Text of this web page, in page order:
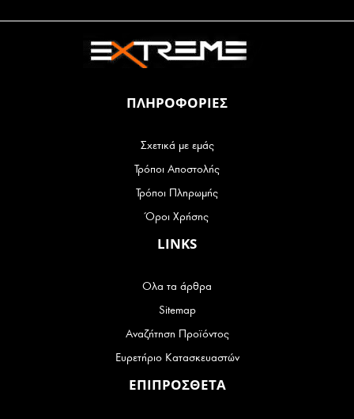
ΠΛΗΡΟΦΟΡΙΕΣ
Σχετικά με εμάς
Τρόποι Αποστολής
Τρόποι Πληρωμής
Όροι Χρήσης
LINKS
Ολα τα άρθρα
Sitemap
Αναζήτηση Προϊόντος
Ευρετήριο Κατασκευαστών
ΕΠΙΠΡΟΣΘΕΤΑ